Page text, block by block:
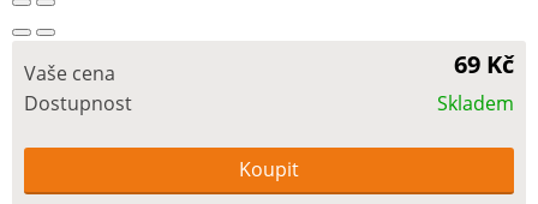
Vaše cena 69 Kč
Dostupnost Skladem